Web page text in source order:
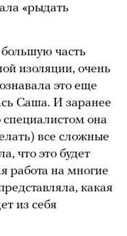
«рыдать
часть
изоляции, очень
это еще
Саша. И заранее
специалистом она
все сложные
что это будет
работа на многие
какая
из себя